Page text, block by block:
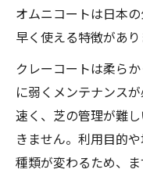
ハードとオムニ
ハードとオ
テニスで感
違い
テニスの疲
バウンド
テニス初心
オムニコートは日本
早く使える特徴があり
クレーコートは柔ら
に弱くメンテナンス
速く、芝の管理が難
きません。利用目的
種類が変わるため、